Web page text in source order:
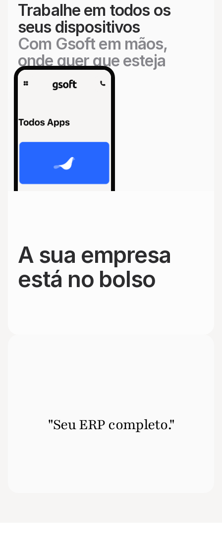
Trabalhe em todos os
seus dispositivos
Com Gsoft em mãos,
onde quer que esteja
A sua empresa
está no bolso
"Seu ERP completo."